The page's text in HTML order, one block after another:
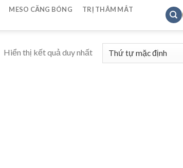
MESO CĂNG BÓNG
TRỊ THÂM MẮT
Hiển thị kết quả duy nhất